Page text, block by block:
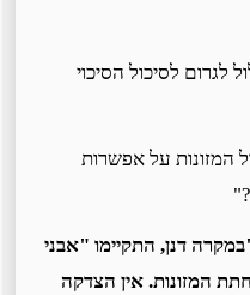
לגרום לסיכול הסיכוי
על אפשרות
דנן, התקיימו "אבני
המזונות. אין הצדקה